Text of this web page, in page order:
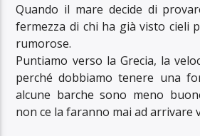
Quando il mare decide di
fermezza di chi ha già visto cieli
rumorose.
Puntiamo verso la Grecia, la
perché dobbiamo tenere una
alcune barche sono meno
non ce la faranno mai ad arrivare